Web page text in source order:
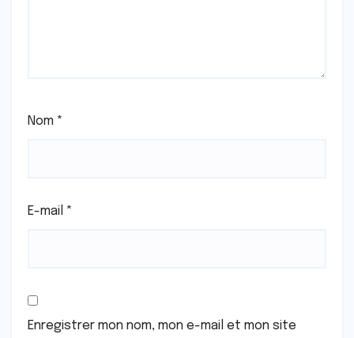
Nom *
E-mail *
Enregistrer mon nom, mon e-mail et mon site